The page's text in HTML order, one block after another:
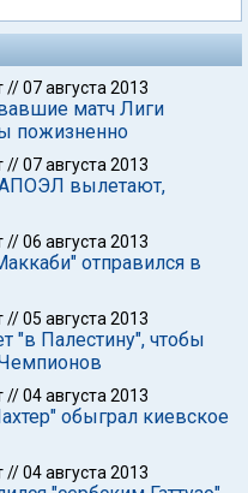
//07 августа 2013
матч Лиги
пожизненно
//07 августа 2013
АПОЭЛ вылетают,
//06 августа 2013
отправился в
//05 августа 2013
"в Палестину", чтобы
//04 августа 2013
обыграл киевское
//04 августа 2013